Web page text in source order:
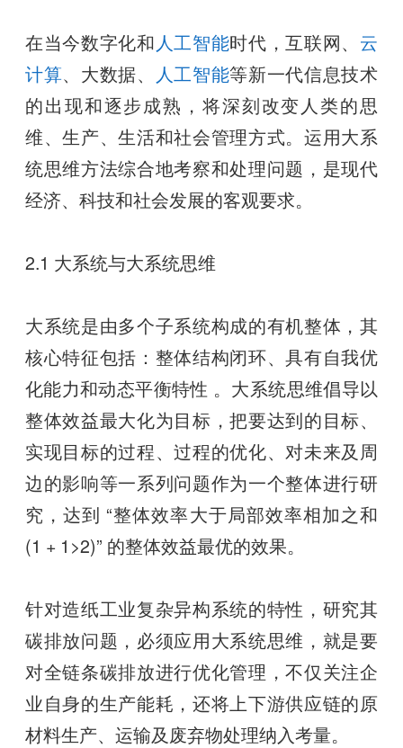
在当今数字化和 人工智能时代，互联网、 云
计算、大数据、 人工智能等新一代信息技术
的出现和逐步成熟，将深刻改变人类的思
维、生产、生活和社会管理方式。运用大系
统思维方法综合地考察和处理问题，是现代
经济、科技和社会发展的客观要求。
2.1 大系统与大系统思维
大系统是由多个子系统构成的有机整体，其
核心特征包括：整体结构闭环、具有自我优
化能力和动态平衡特性 。大系统思维倡导以
整体效益最大化为目标，把要达到的目标、
实现目标的过程、过程的优化、对未来及周
边的影响等一系列问题作为一个整体进行研
究，达到 “整体效率大于局部效率相加之和
(1 + 1>2)” 的整体效益最优的效果。
针对造纸工业复杂异构系统的特性，研究其
碳排放问题，必须应用大系统思维，就是要
对全链条碳排放进行优化管理，不仅关注企
业自身的生产能耗，还将上下游供应链的原
材料生产、运输及废弃物处理纳入考量。